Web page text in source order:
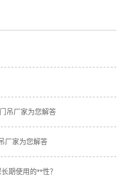
吊厂家为您解答
厂家为您解答
期使用的**性？